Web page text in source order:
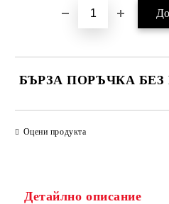
БЪРЗА ПОРЪЧКА
Оцени продукта
Детайлно описание